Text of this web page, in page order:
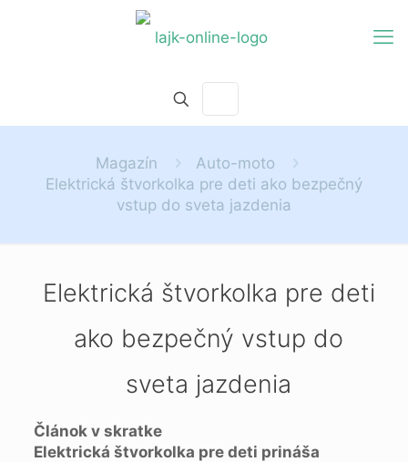
Magazín
Auto-moto
Elektrická štvorkolka pre deti ako bezpečný
vstup do sveta jazdenia
Elektrická štvorkolka pre deti
ako bezpečný vstup do
sveta jazdenia
Článok v skratke
Elektrická štvorkolka pre deti prináša